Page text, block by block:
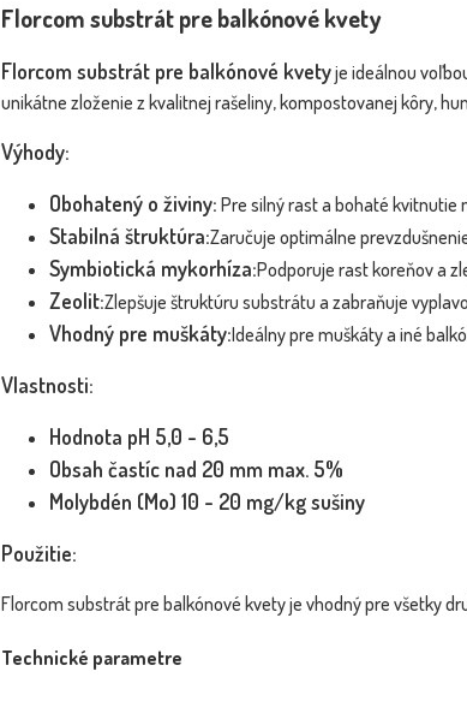
Florcom substrát pre balkónové kvety
Florcom substrát pre balkónové kvetyje ideálnou
unikátne zloženie z kvalitnej rašeliny, kompostovanej kôry,
Výhody:
Obohatený o živiny: Pre silný rast a bohaté kvitnutie
Stabilná štruktúra:Zaručuje optimálne
Symbiotická mykorhíza:Podporuje rast koreňov a
Zeolit:Zlepšuje štruktúru substrátu a zabraňuje
Vhodný pre muškáty:Ideálny pre muškáty a iné
Vlastnosti:
Hodnota pH 5,0 - 6,5
Obsah častíc nad 20 mm max. 5%
Molybdén (Mo) 10 - 20 mg/kg sušiny
Použitie:
Florcom substrát pre balkónové kvety je vhodný pre všetky
Technické parametre